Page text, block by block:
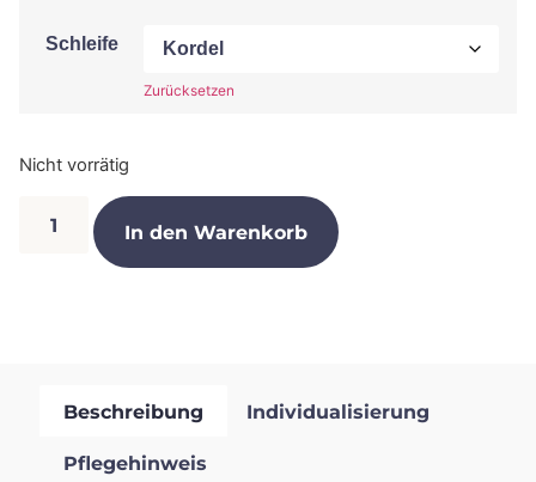
Schleife
Zurücksetzen
Nicht vorrätig
In den Warenkorb
Beschreibung Individualisierung
Pflegehinweis